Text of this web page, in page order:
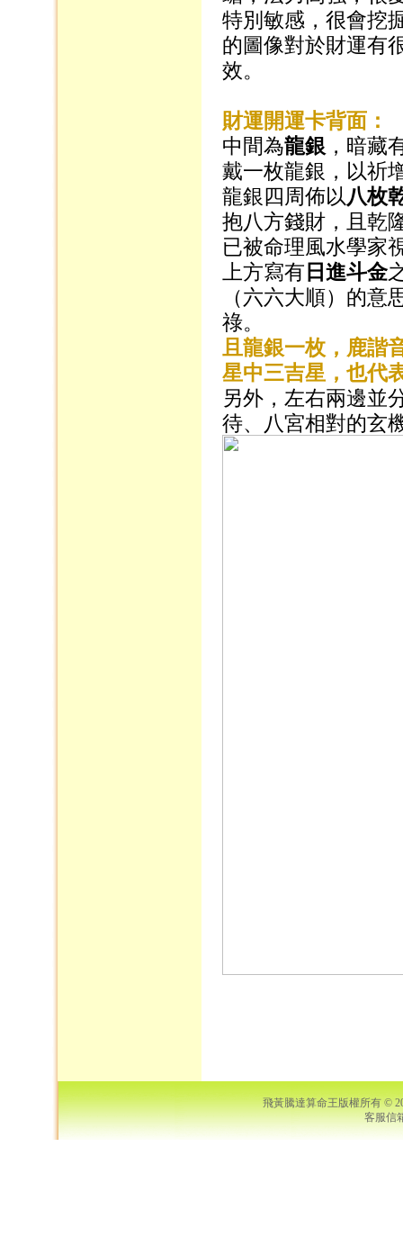
特別敏感，很會挖
的圖像對於財運有
效。
財運開運卡背面：
中間為龍銀 ，暗藏
戴一枚龍銀，以祈
龍銀四周佈以八枚
抱八方錢財，且乾
已被命理風水學家
上方寫有日進斗金
（六六大順）的
祿。
且龍銀一枚，鹿諧
星中三吉星，也代
另外，左右兩邊並
待、八宮相對的玄
飛黃騰達算命王版權所有 ©
客服信